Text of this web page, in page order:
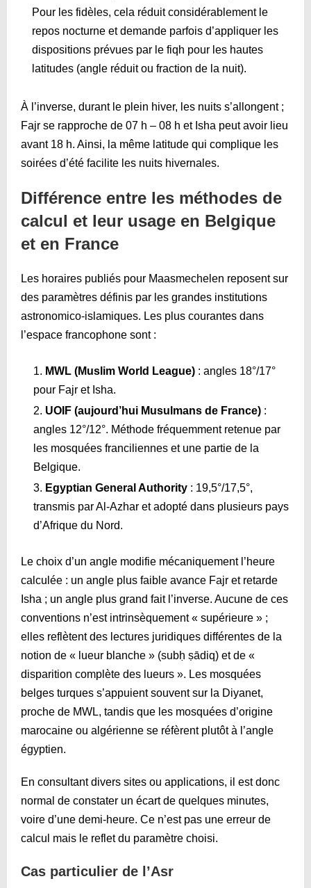
Pour les fidèles, cela réduit considérablement le
repos nocturne et demande parfois d’appliquer les
dispositions prévues par le fiqh pour les hautes
latitudes (angle réduit ou fraction de la nuit).
À l’inverse, durant le plein hiver, les nuits s’allongent ;
Fajr se rapproche de 07 h – 08 h et Isha peut avoir lieu
avant 18 h. Ainsi, la même latitude qui complique les
soirées d’été facilite les nuits hivernales.
Différence entre les méthodes de
calcul et leur usage en Belgique
et en France
Les horaires publiés pour Maasmechelen reposent sur
des paramètres définis par les grandes institutions
astronomico-islamiques. Les plus courantes dans
l’espace francophone sont :
MWL (Muslim World League) : angles 18°/17°
pour Fajr et Isha.
UOIF (aujourd’hui Musulmans de France) :
angles 12°/12°. Méthode fréquemment retenue par
les mosquées franciliennes et une partie de la
Belgique.
Egyptian General Authority : 19,5°/17,5°,
transmis par Al-Azhar et adopté dans plusieurs pays
d’Afrique du Nord.
Le choix d’un angle modifie mécaniquement l’heure
calculée : un angle plus faible avance Fajr et retarde
Isha ; un angle plus grand fait l’inverse. Aucune de ces
conventions n’est intrinsèquement « supérieure » ;
elles reflètent des lectures juridiques différentes de la
notion de « lueur blanche » (subḥ ṣādiq) et de «
disparition complète des lueurs ». Les mosquées
belges turques s’appuient souvent sur la Diyanet,
proche de MWL, tandis que les mosquées d’origine
marocaine ou algérienne se réfèrent plutôt à l’angle
égyptien.
En consultant divers sites ou applications, il est donc
normal de constater un écart de quelques minutes,
voire d’une demi-heure. Ce n’est pas une erreur de
calcul mais le reflet du paramètre choisi.
Cas particulier de l’Asr